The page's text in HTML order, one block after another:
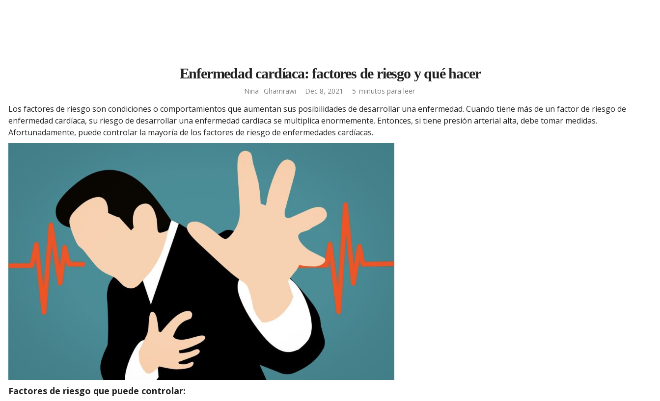
Enfermedad cardíaca: factores de riesgo y qué hacer
Nina Ghamrawi Dec 8, 2021 5 minutos para leer
Los factores de riesgo son condiciones o comportamientos que aumentan sus posibilidades de desarrollar una enfermedad. Cuando tiene más de un factor de riesgo de
enfermedad cardíaca, su riesgo de desarrollar una enfermedad cardíaca se multiplica enormemente. Entonces, si tiene presión arterial alta, debe tomar medidas.
Afortunadamente, puede controlar la mayoría de los factores de riesgo de enfermedades cardíacas.
Factores de riesgo que puede controlar: